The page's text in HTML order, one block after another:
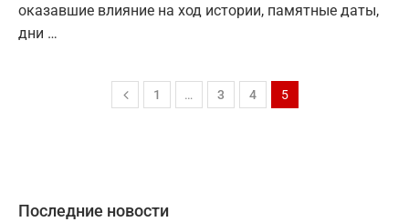
оказавшие влияние на ход истории, памятные даты,
дни …
1 … 3 4 5
Последние новости